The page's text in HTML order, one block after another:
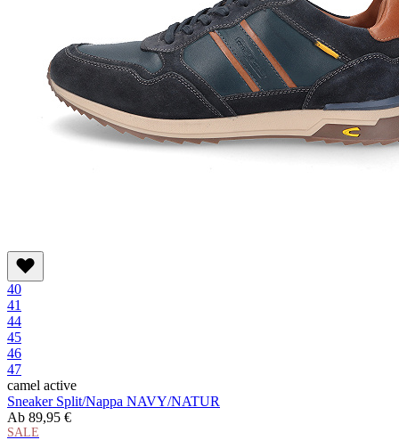
40
41
44
45
46
47
camel active
Sneaker Split/Nappa NAVY/NATUR
Ab 89,95 €
SALE